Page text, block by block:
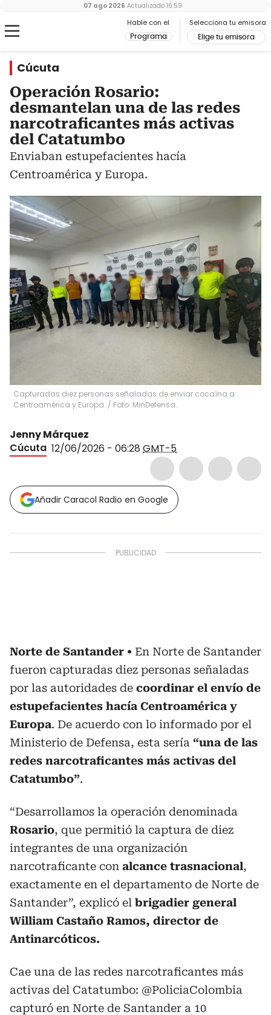
Hable con el
Programa
Selecciona tu emisora
Elige tu emisora
07 ago 2026 Actualizado 16:59
Cúcuta
Operación Rosario:
desmantelan una de las redes
narcotraficantes más activas
del Catatumbo
Enviaban estupefacientes hacía
Centroamérica y Europa.
Capturadas diez personas señaladas de enviar cocaína a
Centroamérica y Europa. / Foto: MinDefensa.
Jenny Márquez
Cúcuta 12/06/2026 - 06:28 GMT-5
Añadir Caracol Radio en Google
Norte de Santander
En Norte de Santander
fueron capturadas diez personas señaladas
por las autoridades de coordinar el envío de
estupefacientes hacía Centroamérica y
Europa. De acuerdo con lo informado por el
Ministerio de Defensa, esta sería “una de las
redes narcotraficantes más activas del
Catatumbo”.
“Desarrollamos la operación denominada
Rosario, que permitió la captura de diez
integrantes de una organización
narcotraficante con alcance trasnacional,
exactamente en el departamento de Norte de
Santander”, explicó el brigadier general
William Castaño Ramos, director de
Antinarcóticos.
Cae una de las redes narcotraficantes más
activas del Catatumbo: @PoliciaColombia
capturó en Norte de Santander a 10